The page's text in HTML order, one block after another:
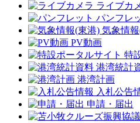
ライブカ
パンフレ
気象情
PV動画
特
港湾統計
港湾計画
入札公告
申請・届出